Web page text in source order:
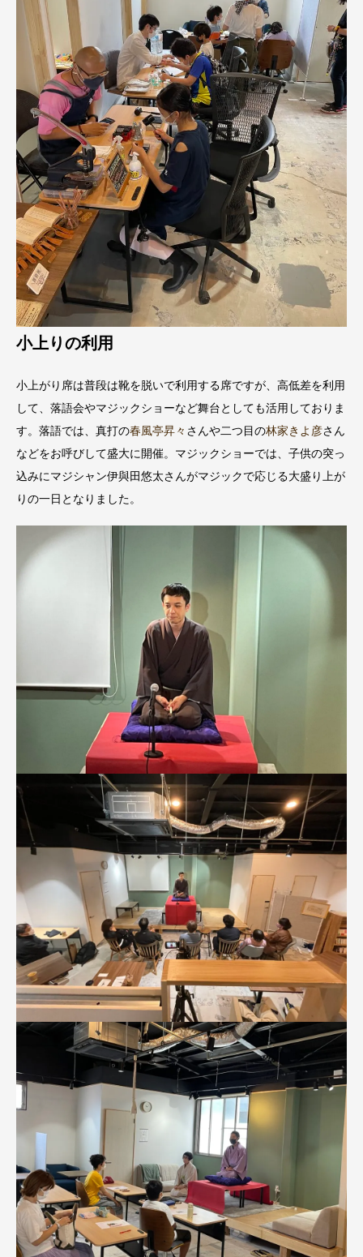
小上りの利用
小上がり席は普段は靴を脱いで利用する席ですが、高低差を利用
して、落語会やマジックショーなど舞台としても活用しておりま
す。落語では、真打の春風亭昇々 さんや二つ目の林家きよ彦さん
などをお呼びして盛大に開催。マジックショーでは、子供の突っ
込みにマジシャン伊與田悠太さんがマジックで応じる大盛り上が
りの一日となりました。